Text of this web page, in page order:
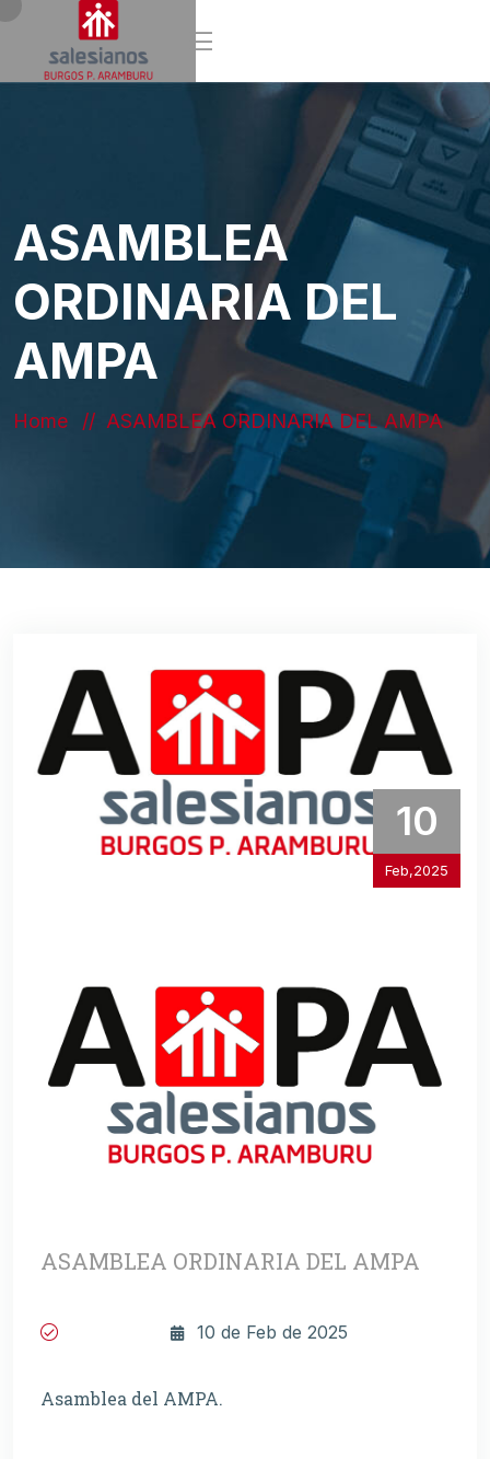
ASAMBLEA
ORDINARIA DEL
AMPA
Home ASAMBLEA ORDINARIA DEL AMPA
10
Feb,2025
ASAMBLEA ORDINARIA DEL AMPA
10 de Feb de 2025
Asamblea del AMPA.